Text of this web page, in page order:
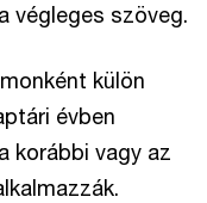
végleges szöveg.
külön
évben
korábbi vagy az